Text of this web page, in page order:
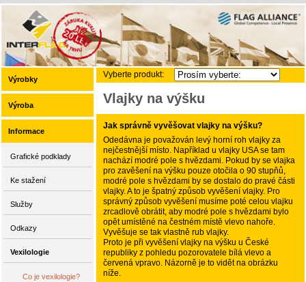
Vyberte produkt:
Vlajky na výšku
Jak správně vyvěšovat vlajky na výšku?
Odedávna je považován levý horní roh vlajky za
nejčestnější místo. Například u vlajky USA se tam
nachází modré pole s hvězdami. Pokud by se vlajka
pro zavěšení na výšku pouze otočila o 90 stupňů,
modré pole s hvězdami by se dostalo do pravé části
vlajky. A to je špatný způsob vyvěšení vlajky. Pro
správný způsob vyvěšení musíme poté celou vlajku
zrcadlově obrátit, aby modré pole s hvězdami bylo
opět umístěné na čestném místě vlevo nahoře.
Vyvěšuje se tak vlastně rub vlajky.
Proto je při vyvěšení vlajky na výšku u České
republiky z pohledu pozorovatele bílá vlevo a
červená vpravo. Názorně je to vidět na obrázku
níže.
Výrobky
Výroba
Informace
Grafické podklady
Ke stažení
Služby
Odkazy
Vexilologie
Co je vexilologie?